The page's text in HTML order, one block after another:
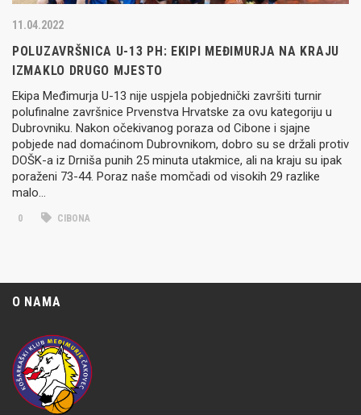
11.04.2022
POLUZAVRŠNICA U-13 PH: EKIPI MEĐIMURJA NA KRAJU
IZMAKLO DRUGO MJESTO
Ekipa Međimurja U-13 nije uspjela pobjednički završiti turnir
polufinalne završnice Prvenstva Hrvatske za ovu kategoriju u
Dubrovniku. Nakon očekivanog poraza od Cibone i sjajne
pobjede nad domaćinom Dubrovnikom, dobro su se držali protiv
DOŠK-a iz Drniša punih 25 minuta utakmice, ali na kraju su ipak
poraženi 73-44. Poraz naše momčadi od visokih 29 razlike
malo…
0 CIBONA
O NAMA